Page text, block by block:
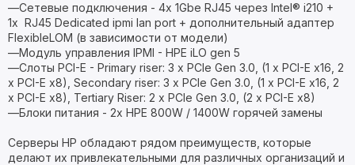
—Сетевые подключения - 4x 1Gbe RJ45 через Intel® i210 +
1x RJ45 Dedicated ipmi lan port + дополнительный адаптер
FlexibleLOM (в зависимости от модели)
—Модуль управления IPMI - HPE iLO gen 5
—Слоты PCI-E - Primary riser: 3 x PCIe Gen 3.0, (1 х PCI-E x16, 2
х PCI-E x8), Secondary riser: 3 x PCIe Gen 3.0, (1 х PCI-E x16, 2
х PCI-E x8), Tertiary Riser: 2 x PCIe Gen 3.0, (2 х PCI-E x8)
—Блоки питания - 2x HPE 800W / 1400W горячей замены
Серверы HP обладают рядом преимуществ, которые
делают их привлекательными для различных организаций и